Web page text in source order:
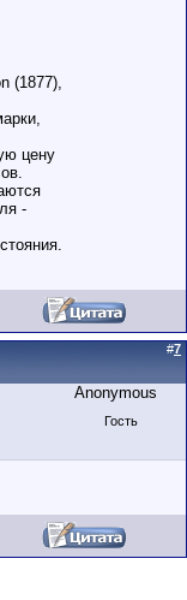
(1877),
цену
-
#7
Anonymous
Гость